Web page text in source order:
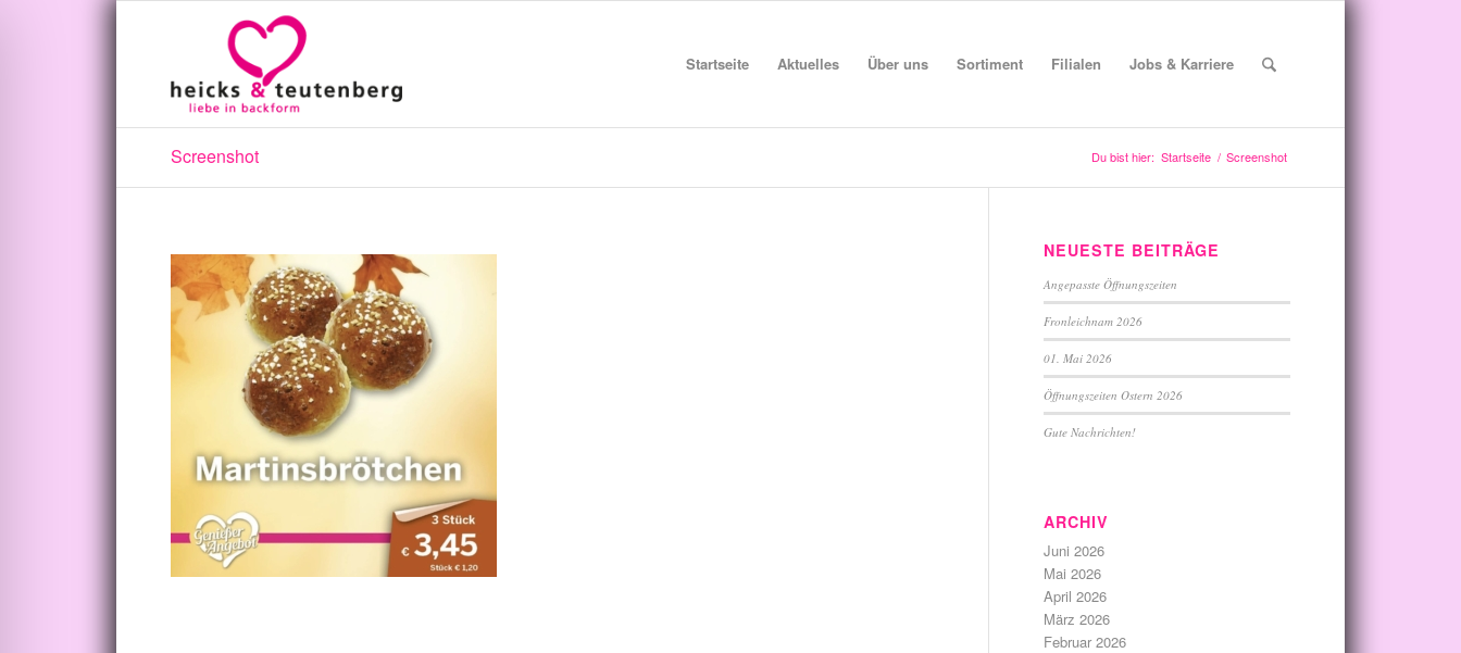
Startseite Aktuelles Über uns Sortiment Filialen Jobs & Karriere
Screenshot Du bist hier: Startseite / Screenshot
NEUESTE BEITRÄGE
Angepasste Öffnungszeiten
Fronleichnam 2026
01. Mai 2026
Öffnungszeiten Ostern 2026
Gute Nachrichten!
ARCHIV
Juni 2026
Mai 2026
April 2026
März 2026
Februar 2026